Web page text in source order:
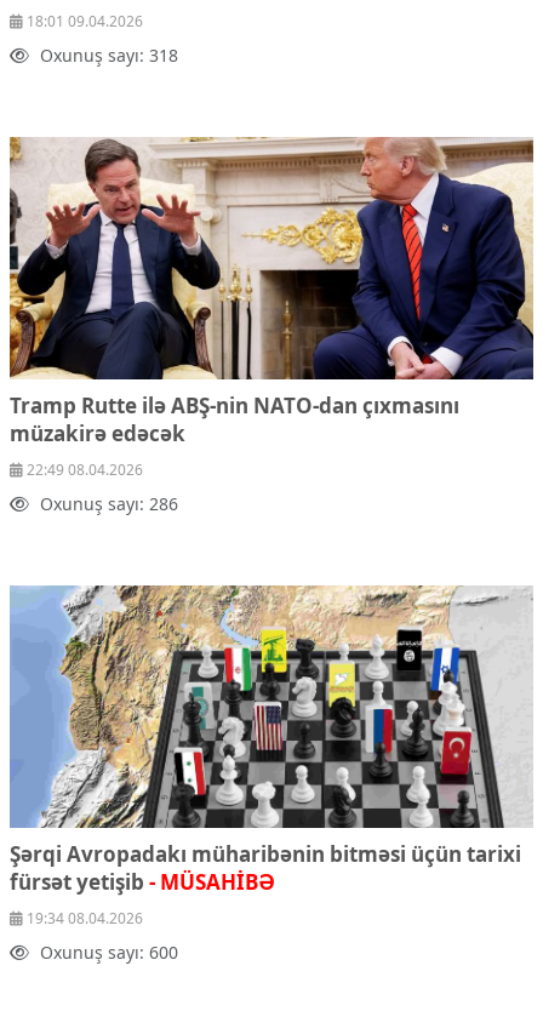
18:01 09.04.2026
Oxunuş sayı: 318
Tramp Rutte ilə ABŞ-nin NATO-dan çıxmasını
müzakirə edəcək
22:49 08.04.2026
Oxunuş sayı: 286
Şərqi Avropadakı müharibənin bitməsi üçün tarixi
fürsət yetişib - MÜSAHİBƏ
19:34 08.04.2026
Oxunuş sayı: 600